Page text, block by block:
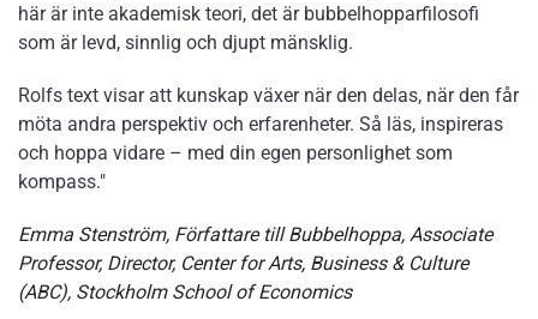
här är inte akademisk teori, det är bubbelhopparfilosofi
som är levd, sinnlig och djupt mänsklig.
Rolfs text visar att kunskap växer när den delas, när den får
möta andra perspektiv och erfarenheter. Så läs, inspireras
och hoppa vidare – med din egen personlighet som
kompass."
Emma Stenström, Författare till Bubbelhoppa, Associate
Professor, Director, Center for Arts, Business & Culture
(ABC), Stockholm School of Economics